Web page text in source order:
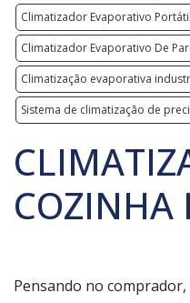
Climatizador Evaporativo
Climatizador Evaporativo De
Climatização evaporativa
Sistema de climatização de
COZINHA
Pensando no